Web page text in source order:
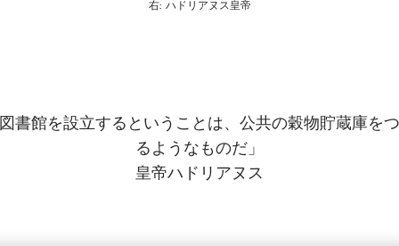
右: ハドリアヌス皇帝
書館を設立するということは、公共の穀物貯蔵庫を
るようなものだ」
皇帝ハドリアヌス